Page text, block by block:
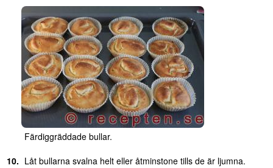
Färdiggräddade bullar.
Låt bullarna svalna helt eller åtminstone tills de är ljumna.